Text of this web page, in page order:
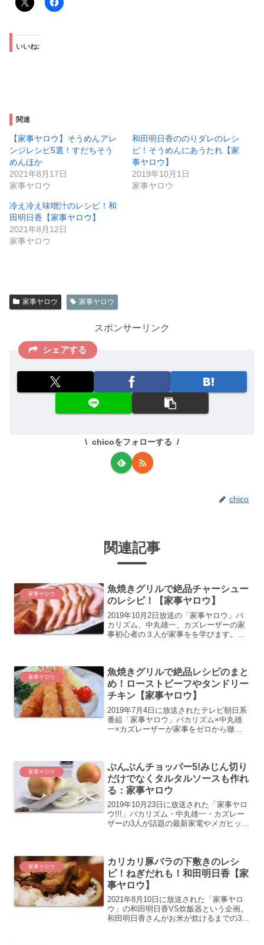
いいね:
関連
【家事ヤロウ】そうめんアレ
ンジレシピ5選！すだちそう
めんほか
2021年8月17日
家事ヤロウ
和田明日香ののりダレのレシ
ピ！そうめんにあうたれ【家
事ヤロウ】
2019年10月1日
家事ヤロウ
冷え冷え味噌汁のレシピ！和
田明日香【家事ヤロウ】
2021年8月12日
家事ヤロウ
家事ヤロウ 家事ヤロウ
スポンサーリンク
シェアする
chicoをフォローする
chico
関連記事
家事ヤロウ
魚焼きグリルで絶品チャーシュー
のレシピ！【家事ヤロウ】
2019年10月2日放送の「家事ヤロウ」バ
カリズム、中丸雄一、カズレーザーの家
事初心者の３人が家事をを学びます。主
家事ヤロウ
魚焼きグリルで絶品レシピのまと
め！ローストビーフやタンドリー
チキン【家事ヤロウ】
2019年7月4日に放送されたテレビ朝日系
番組「家事ヤロウ」バカリズム×中丸雄
一×カズレーザーが家事をゼロから徹底
ら5位までのレシ...
家事ヤロウ
ぶんぶんチョッパー5!みじん切り
だけでなくタルタルソースも作れ
る：家事ヤロウ
2019年10月23日に放送された「家事ヤロ
ウ!!!」バカリズム・中丸雄一・カズレー
ザーの3人が話題の最新家電やメガヒット
んぶんチョ...
家事ヤロウ
カリカリ豚バラの下敷きのレシ
ピ！ねぎだれも！和田明日香【家
事ヤロウ】
2021年8月10日に放送された「家事ヤロ
ウ」の和田明日香VS炊飯器という企画。
和田明日香さんがお米が炊けるまでの38